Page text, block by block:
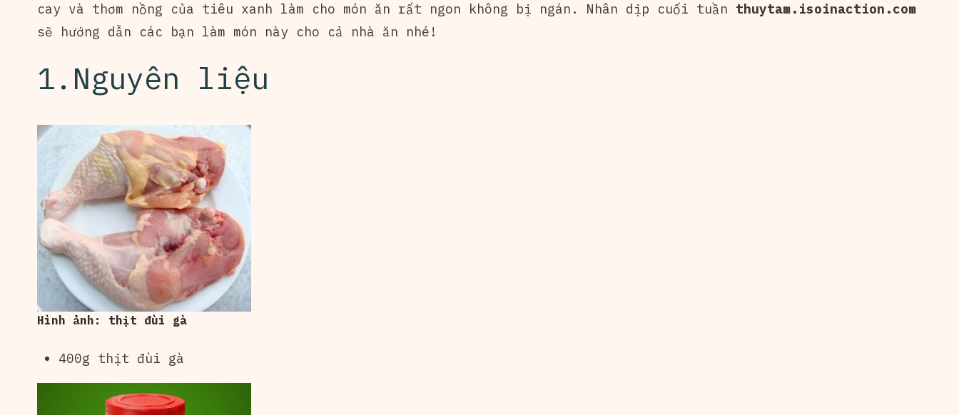
cay và thơm nồng của tiêu xanh làm cho món ăn rất ngon không bị ngán. Nhân dịp cuối tuần thuytam.isoinaction.com
sẽ hướng dẫn các bạn làm món này cho cả nhà ăn nhé!
1.Nguyên liệu
Hình ảnh: thịt đùi gà
400g thịt đùi gà